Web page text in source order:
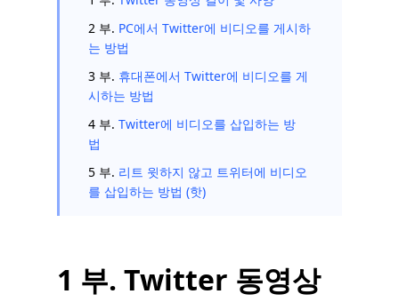
2 부. PC에서 Twitter에 비디오를 게시하
는 방법
3 부. 휴대폰에서 Twitter에 비디오를 게
시하는 방법
4 부. Twitter에 비디오를 삽입하는 방
법
5 부. 리트 윗하지 않고 트위터에 비디오
를 삽입하는 방법 (핫)
1 부. Twitter 동영상